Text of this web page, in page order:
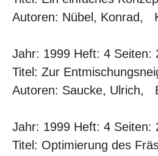
Autoren: Nübel, Konrad,
Jahr: 1999 Heft: 4 Seiten:
Titel: Zur
Autoren: Saucke, Ulrich,
Jahr: 1999 Heft: 4 Seiten:
Titel: Optimierung des